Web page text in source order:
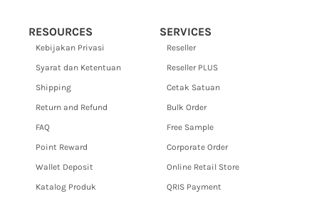
RESOURCES SERVICES
Kebijakan Privasi
Syarat dan Ketentuan
Shipping
Return and Refund
FAQ
Point Reward
Wallet Deposit
Katalog Produk
Reseller
Reseller PLUS
Cetak Satuan
Bulk Order
Free Sample
Corporate Order
Online Retail Store
QRIS Payment